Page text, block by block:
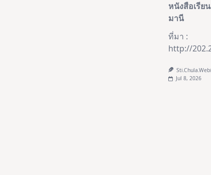
หนังสือเรีย
มานี
ที่มา :
http://
Jul 8, 2026